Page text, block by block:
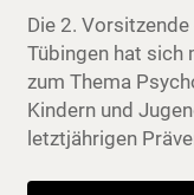
Die 2.
Tübingen hat sich
zum Thema
Kindern und
letztjährigen